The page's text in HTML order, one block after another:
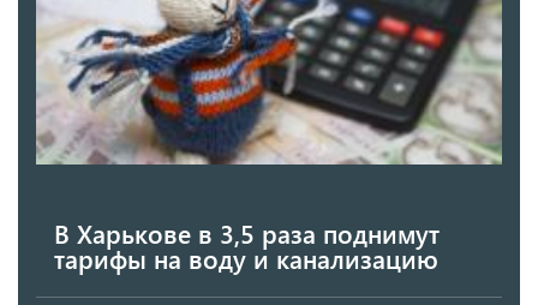
В Харькове в 3,5 раза поднимут
тарифы на воду и канализацию